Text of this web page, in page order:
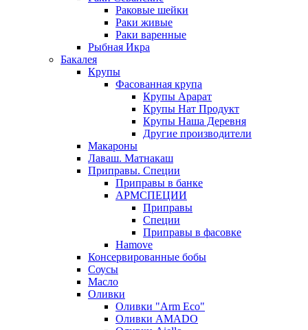
Раковые шейки
Раки живые
Раки варенные
Рыбная Икра
Бакалея
Крупы
Фасованная крупа
Крупы Арарат
Крупы Нат Продукт
Крупы Наша Деревня
Другие производители
Макароны
Лаваш. Матнакаш
Приправы. Специи
Приправы в банке
АРМСПЕЦИИ
Приправы
Специи
Приправы в фасовке
Hamove
Консервированные бобы
Соусы
Масло
Оливки
Оливки "Arm Eco"
Оливки AMADO